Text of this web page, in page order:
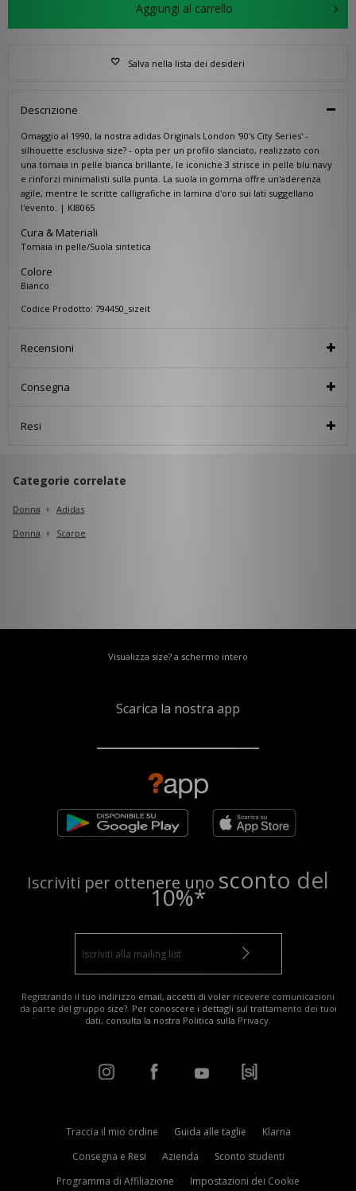
Aggiungi al carrello
Salva nella lista dei desideri
Descrizione
Omaggio al 1990, la nostra adidas Originals London '90's City Series' -
silhouette esclusiva size? - opta per un profilo slanciato, realizzato con
una tomaia in pelle bianca brillante, le iconiche 3 strisce in pelle blu navy
e rinforzi minimalisti sulla punta. La suola in gomma offre un'aderenza
agile, mentre le scritte calligrafiche in lamina d'oro sui lati suggellano
l'evento. | KI8065
Cura & Materiali
Tomaia in pelle/Suola sintetica
Colore
Bianco
Codice Prodotto: 794450_sizeit
Recensioni
Consegna
Resi
Categorie correlate
Donna
Adidas
Donna
Scarpe
Visualizza size? a schermo intero
Scarica la nostra app
Iscriviti per ottenere uno sconto del
10%*
Registrando il tuo indirizzo email, accetti di voler ricevere comunicazioni
da parte del gruppo size?. Per conoscere i dettagli sul trattamento dei tuoi
dati, consulta la nostra Politica sulla Privacy.
Traccia il mio ordine Guida alle taglie
Klarna
Consegna e Resi
Azienda
Sconto studenti
Programma di Affiliazione
Impostazioni dei Cookie